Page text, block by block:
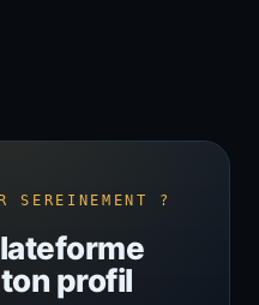
SEREINEMENT ?
profil